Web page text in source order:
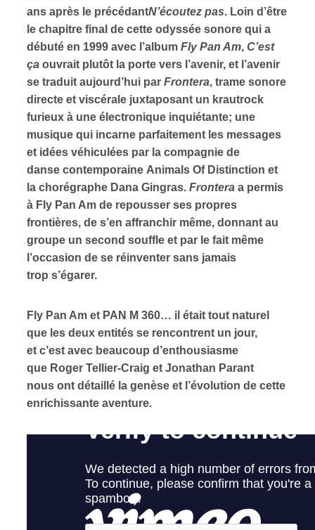
ans après le précédantN’écoutez pas. Loin d’être
le chapitre final de cette odyssée sonore qui a
débuté en 1999 avec l’album Fly Pan Am, C’est
ça ouvrait plutôt la porte vers l’avenir, et l’avenir
se traduit aujourd’hui par Frontera, trame sonore
directe et viscérale juxtaposant un krautrock
furieux à une électronique inquiétante; une
musique qui incarne parfaitement les messages
et idées véhiculées par la compagnie de
danse contemporaine Animals Of Distinction et
la chorégraphe Dana Gingras. Frontera a permis
à Fly Pan Am de repousser ses propres
frontières, de s’en affranchir même, donnant au
groupe un second souffle et par le fait même
l’occasion de se réinventer sans jamais
trop s’égarer.
Fly Pan Am et PAN M 360… il était tout naturel
que les deux entités se rencontrent un jour,
et c’est avec beaucoup d’enthousiasme
que Roger Tellier-Craig et Jonathan Parant
nous ont détaillé la genèse et l’évolution de cette
enrichissante aventure.